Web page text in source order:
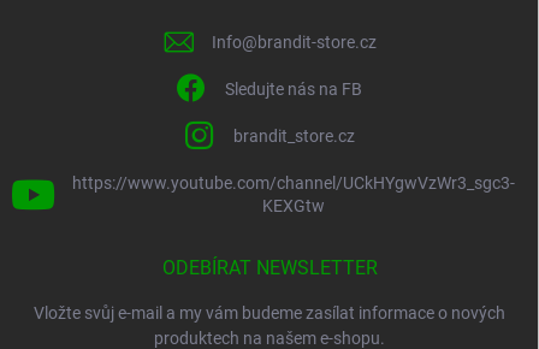
Info@brandit-store.cz
Sledujte nás na FB
brandit_store.cz
https://www.youtube.com/channel/UCkHYgwVzWr3_sgc3-
KEXGtw
ODEBÍRAT NEWSLETTER
Vložte svůj e-mail a my vám budeme zasílat informace o nových
produktech na našem e-shopu.